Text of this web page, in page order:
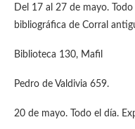
Del 17 al 27 de mayo.
bibliográfica de Corral
Biblioteca 130, Mafil
Pedro de Valdivia 659.
20 de mayo. Todo el día.